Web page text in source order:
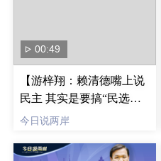
00:49
【游梓翔：赖清德嘴上说
民主 其实是要搞“民选独
裁”】
今日说两岸